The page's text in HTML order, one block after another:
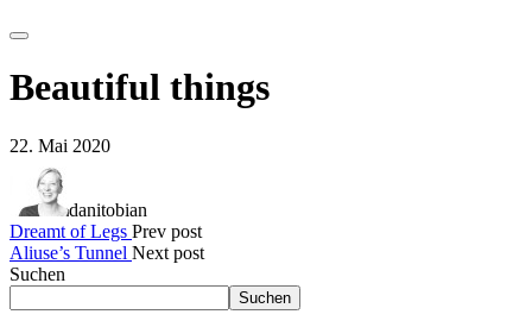
Beautiful things
22. Mai 2020
danitobian
Dreamt of Legs Prev post
Aliuse’s Tunnel Next post
Suchen
Suchen